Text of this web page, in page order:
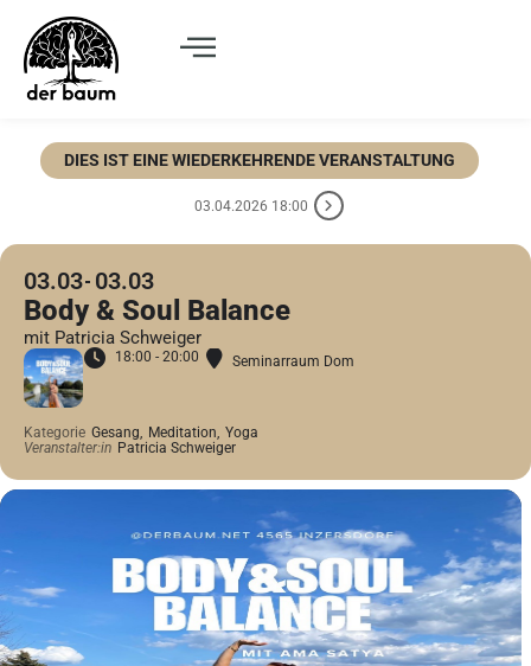
DIES IST EINE WIEDERKEHRENDE VERANSTALTUNG
03.04.2026 18:00
03.03 03.03
Body & Soul Balance
mit Patricia Schweiger
18:00 - 20:00 Seminarraum Dom
Kategorie Gesang, Meditation, Yoga
Veranstalter:in Patricia Schweiger